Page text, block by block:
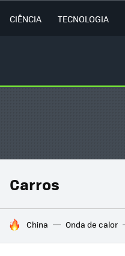
CIÊNCIA TECNOLOGIA
Carros
TENDÊNCIAS DO DIA
China Onda de calor